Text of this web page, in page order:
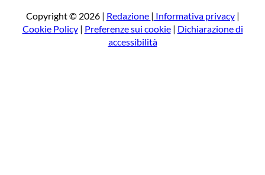
a
Copyright © 2026 | Redazione | Informativa privacy|
Cookie Policy| Preferenze sui cookie| Dichiarazione di
accessibilità